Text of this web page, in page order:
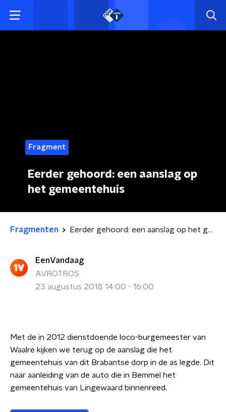
Fragment
Eerder gehoord: een aanslag op
het gemeentehuis
Fragmenten Eerder gehoord: een aanslag op het gemeentehuis
EenVandaag
AVROTROS
23 augustus 2018 14:00 - 16:00
Met de in 2012 dienstdoende loco-burgemeester van
Waalre kijken we terug op de aanslag die het
gemeentehuis van dit Brabantse dorp in de as legde. Dit
naar aanleiding van de auto die in Bemmel het
gemeentehuis van Lingewaard binnenreed.